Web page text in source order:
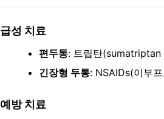
급성 치료
편두통: 트립탄(sumatriptan
긴장형 두통: NSAIDs(이부
예방 치료